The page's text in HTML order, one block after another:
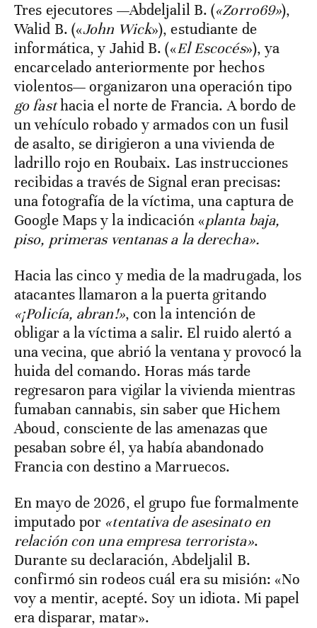
Tres ejecutores —Abdeljalil B. («Zorro69»),
Walid B. («John Wick»), estudiante de
informática, y Jahid B. («El Escocés»), ya
encarcelado anteriormente por hechos
violentos— organizaron una operación tipo
go fasthacia el norte de Francia. A bordo de
un vehículo robado y armados con un fusil
de asalto, se dirigieron a una vivienda de
ladrillo rojo en Roubaix. Las instrucciones
recibidas a través de Signal eran precisas:
una fotografía de la víctima, una captura de
Google Maps y la indicación «planta baja,
piso, primeras ventanas a la derecha».
Hacia las cinco y media de la madrugada, los
atacantes llamaron a la puerta gritando
«¡Policía, abran!», con la intención de
obligar a la víctima a salir. El ruido alertó a
una vecina, que abrió la ventana y provocó la
huida del comando. Horas más tarde
regresaron para vigilar la vivienda mientras
fumaban cannabis, sin saber que Hichem
Aboud, consciente de las amenazas que
pesaban sobre él, ya había abandonado
Francia con destino a Marruecos.
En mayo de 2026, el grupo fue formalmente
imputado por «tentativa de asesinato en
relación con una empresa terrorista».
Durante su declaración, Abdeljalil B.
confirmó sin rodeos cuál era su misión: «No
voy a mentir, acepté. Soy un idiota. Mi papel
era disparar, matar».